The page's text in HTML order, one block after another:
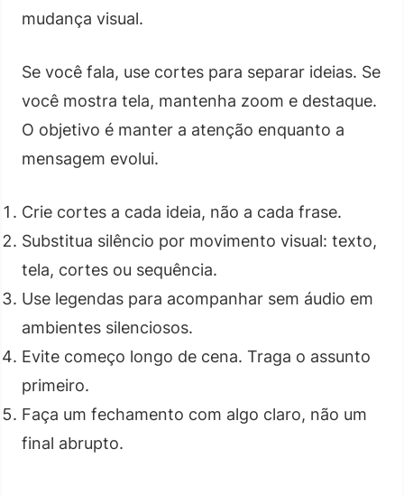
mudança visual.
Se você fala, use cortes para separar ideias. Se
você mostra tela, mantenha zoom e destaque.
O objetivo é manter a atenção enquanto a
mensagem evolui.
Crie cortes a cada ideia, não a cada frase.
Substitua silêncio por movimento visual: texto,
tela, cortes ou sequência.
Use legendas para acompanhar sem áudio em
ambientes silenciosos.
Evite começo longo de cena. Traga o assunto
primeiro.
Faça um fechamento com algo claro, não um
final abrupto.